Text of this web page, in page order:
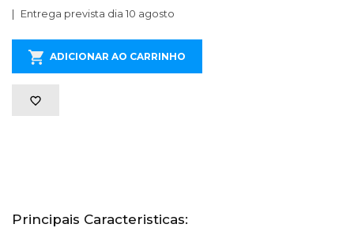
Entrega prevista dia 10 agosto
ADICIONAR AO CARRINHO
Principais Caracteristicas: